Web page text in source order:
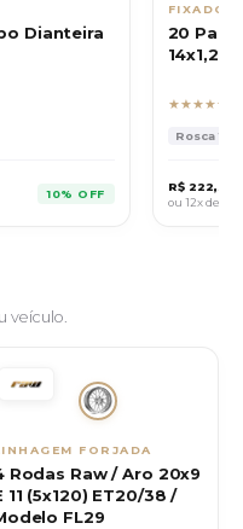
Dianteira
10% OFF
20
14x1,25
★★★★★
Rosca
R$ 222,30
ou 12x de
veículo.
FORJADA
Rodas Raw / Aro 20x9
11 (5x120) ET20/38 /
FL29